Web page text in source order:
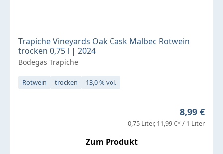
Trapiche Vineyards Oak Cask Malbec Rotwein
trocken 0,75 l | 2024
Bodegas Trapiche
Rotwein trocken 13,0 % vol.
Regulärer
8,99 €
0,75 Liter 11,99 €* / 1 Liter
Zum Produkt